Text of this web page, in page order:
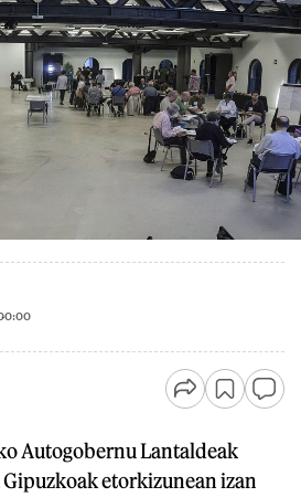
Autogobernu Lantaldeak
etorkizunean izan